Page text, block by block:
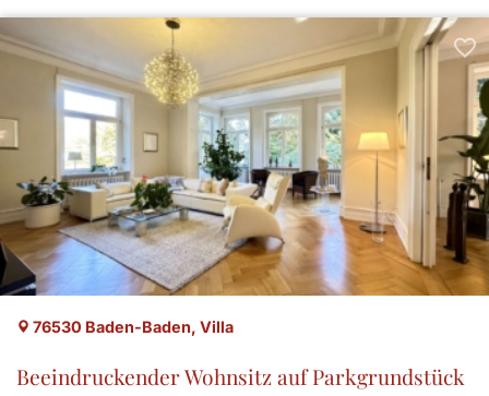
76530 Baden-Baden, Villa
Beeindruckender Wohnsitz auf Parkgrundstück